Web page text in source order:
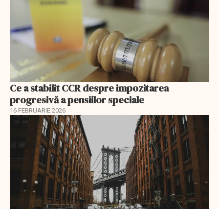
Ce a stabilit CCR despre impozitarea
progresivă a pensiilor speciale
16 FEBRUARIE 2026